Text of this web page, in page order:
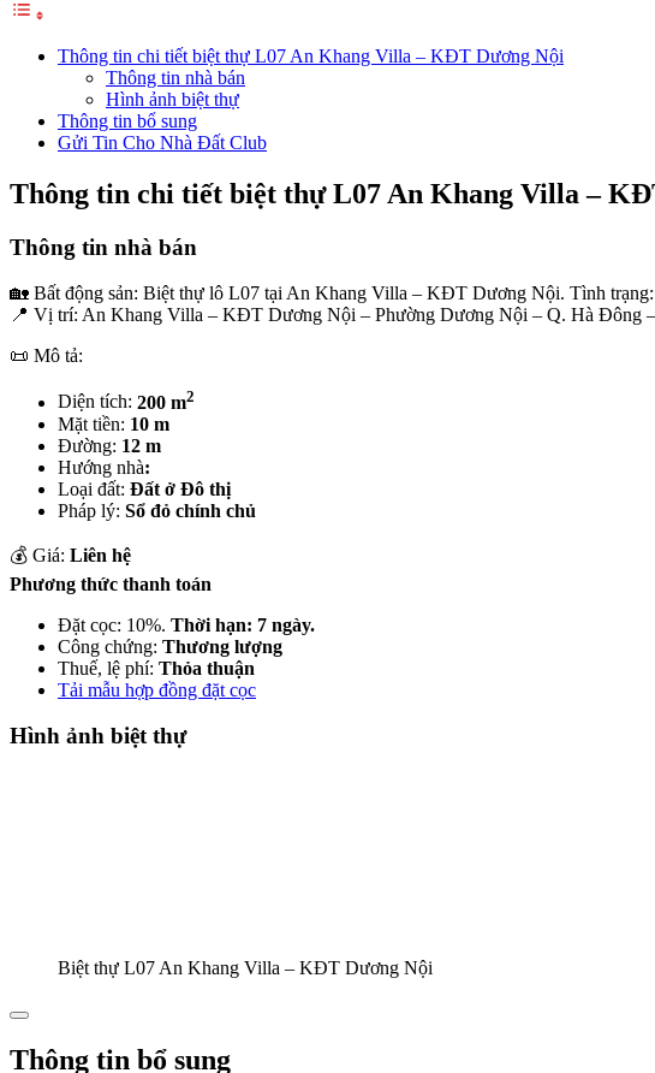
Thông tin chi tiết biệt thự L07 An Khang Villa – KĐT Dương Nội
Thông tin nhà bán
Hình ảnh biệt thự
Thông tin bổ sung
Gửi Tin Cho Nhà Đất Club
Thông tin chi tiết biệt thự L07 An Khang Villa –
Thông tin nhà bán
🏡 Bất động sản: Biệt thự lô L07 tại An Khang Villa – KĐT Dương Nội. Tình
📍 Vị trí: An Khang Villa – KĐT Dương Nội – Phường Dương Nội – Q. Hà Đông
📜 Mô tả:
Diện tích: 200 m2
Mặt tiền: 10 m
Đường: 12 m
Hướng nhà:
Loại đất: Đất ở Đô thị
Pháp lý: Sổ đỏ chính chủ
💰 Giá: Liên hệ
Phương thức thanh toán
Đặt cọc: 10%. Thời hạn: 7 ngày.
Công chứng: Thương lượng
Thuế, lệ phí: Thỏa thuận
Tải mẫu hợp đồng đặt cọc
Hình ảnh biệt thự
Biệt thự L07 An Khang Villa – KĐT Dương Nội
Thông tin bổ sung